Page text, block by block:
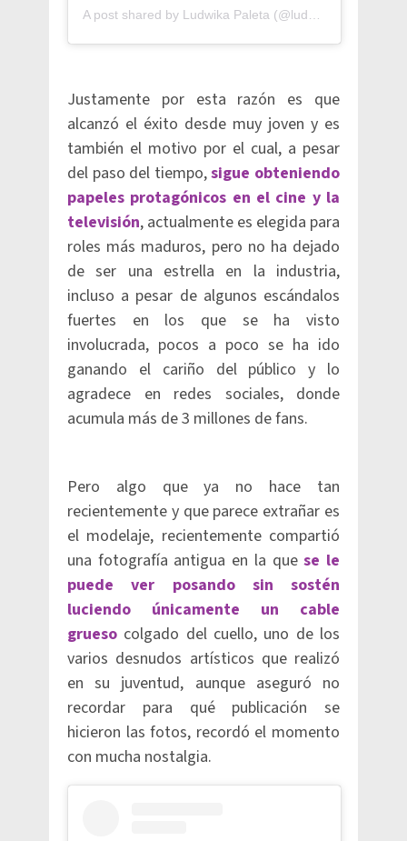
A post shared by Ludwika Paleta (@ludwika_paleta)
Justamente por esta razón es que
alcanzó el éxito desde muy joven y es
también el motivo por el cual, a pesar
del paso del tiempo,sigue obteniendo
papeles protagónicos en el cine y la
televisión, actualmente es elegida para
roles más maduros, pero no ha dejado
de ser una estrella en la industria,
incluso a pesar de algunos escándalos
fuertes en los que se ha visto
involucrada, pocos a poco se ha ido
ganando el cariño del público y lo
agradece en redes sociales, donde
acumula más de 3 millones de fans.
Pero algo que ya no hace tan
recientemente y que parece extrañar es
el modelaje, recientemente compartió
una fotografía antigua en la quese le
puede ver posando sin sostén
luciendo únicamente un cable
grueso colgado del cuello, uno de los
varios desnudos artísticos que realizó
en su juventud, aunque aseguró no
recordar para qué publicación se
hicieron las fotos, recordó el momento
con mucha nostalgia.